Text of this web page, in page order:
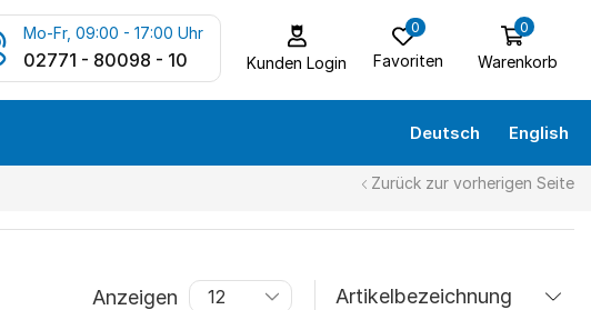
Mo-Fr, 09:00 - 17:00 Uhr
02771 - 80098 - 10 Kunden Login
0
Favoriten
0
Warenkorb
Deutsch English
Zurück zur vorherigen Seite
Anzeigen